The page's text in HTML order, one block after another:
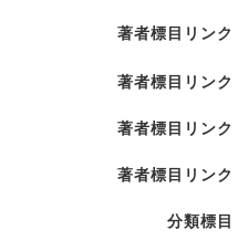
著者標目リンク
著者標目リンク
著者標目リンク
著者標目リンク
分類標目